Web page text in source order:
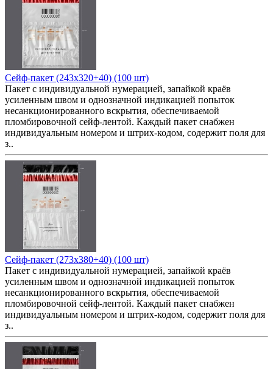
Сейф-пакет (243x320+40) (100 шт)
Пакет с индивидуальной нумерацией, запайкой краёв
усиленным швом и однозначной индикацией попыток
несанкционированного вскрытия, обеспечиваемой
пломбировочной сейф-лентой. Каждый пакет снабжен
индивидуальным номером и штрих-кодом, содержит поля для
з..
Сейф-пакет (273x380+40) (100 шт)
Пакет с индивидуальной нумерацией, запайкой краёв
усиленным швом и однозначной индикацией попыток
несанкционированного вскрытия, обеспечиваемой
пломбировочной сейф-лентой. Каждый пакет снабжен
индивидуальным номером и штрих-кодом, содержит поля для
з..